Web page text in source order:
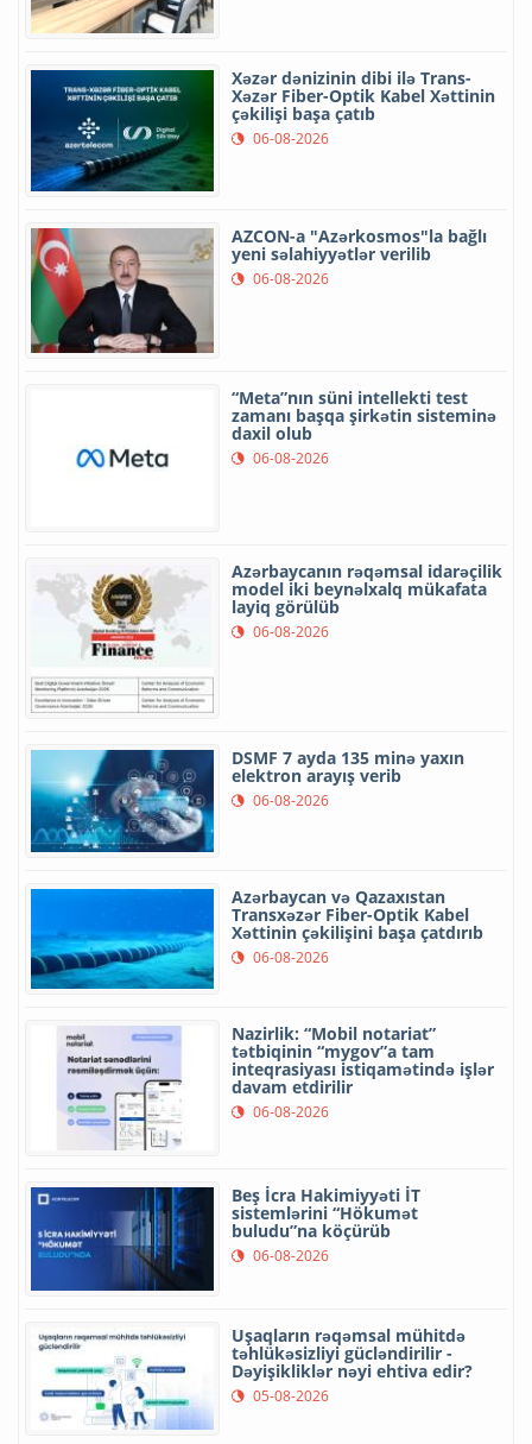
Xəzər dənizinin dibi ilə Trans-
Xəzər Fiber-Optik Kabel Xəttinin
çəkilişi başa çatıb
06-08-2026
AZCON-a "Azərkosmos"la bağlı
yeni səlahiyyətlər verilib
06-08-2026
“Meta”nın süni intellekti test
zamanı başqa şirkətin sisteminə
daxil olub
06-08-2026
Azərbaycanın rəqəmsal idarəçilik
model iki beynəlxalq mükafata
layiq görülüb
06-08-2026
DSMF 7 ayda 135 minə yaxın
elektron arayış verib
06-08-2026
Azərbaycan və Qazaxıstan
Transxəzər Fiber-Optik Kabel
Xəttinin çəkilişini başa çatdırıb
06-08-2026
Nazirlik: “Mobil notariat”
tətbiqinin “mygov”a tam
inteqrasiyası istiqamətində işlər
davam etdirilir
06-08-2026
Beş İcra Hakimiyyəti İT
sistemlərini “Hökumət
buludu”na köçürüb
06-08-2026
Uşaqların rəqəmsal mühitdə
təhlükəsizliyi gücləndirilir -
Dəyişikliklər nəyi ehtiva edir?
05-08-2026